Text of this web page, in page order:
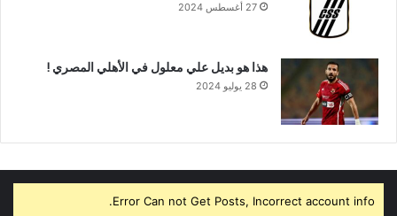
27 أغسطس 2024
هذا هو بديل علي معلول في الأهلي المصري !
28 يوليو 2024
Error Can not Get Posts, Incorrect account info.